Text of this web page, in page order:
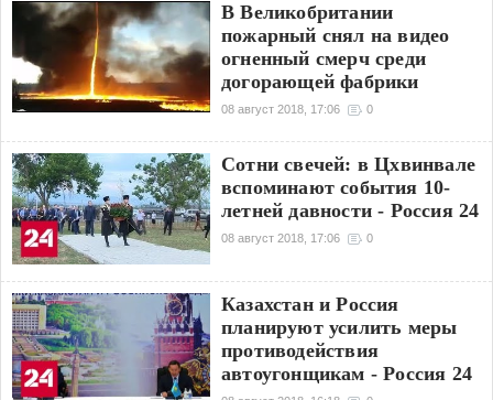
В Великобритании
пожарный снял на видео
огненный смерч среди
догорающей фабрики
08 август 2018, 17:06 0
Сотни свечей: в Цхвинвале
вспоминают события 10-
летней давности - Россия 24
08 август 2018, 17:06 0
Казахстан и Россия
планируют усилить меры
противодействия
автоугонщикам - Россия 24